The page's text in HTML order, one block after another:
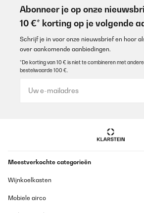
Amazon-Benutzer
gutes Material, schöne Karten
War ein super lustiges Spiel, genau das
Amazon-Benutzer
Abonneer je op onze
10 €* korting op je volgende
Schrijf je in voor onze nieuwsbrief en hoor
over aankomende aanbiedingen.
*De korting van 10 € is niet te combineren met
bestelwaarde 100 €.
Meestverkochte categorieën
Wijnkoelkasten
Mobiele airco